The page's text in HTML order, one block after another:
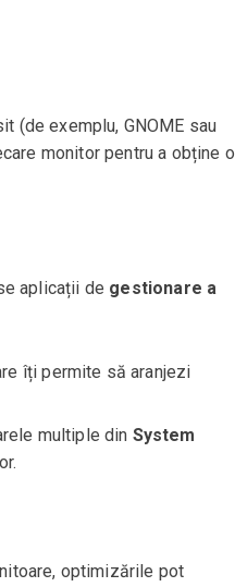
(de exemplu, GNOME sau
monitor pentru a obține o
aplicații de gestionare a
îți permite să aranjezi
multiple din System
optimizările pot